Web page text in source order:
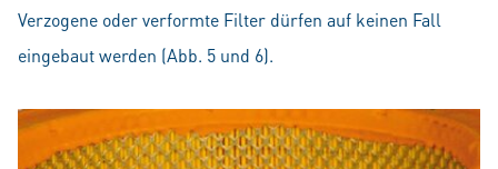
Verzogene oder verformte Filter dürfen auf keinen Fall
eingebaut werden (Abb. 5 und 6).